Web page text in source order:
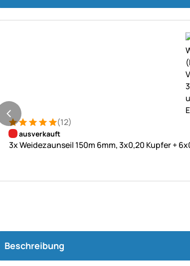
Bewertung: 5 von 5 (12 Bewertungen)
12 Bewertungen
(12)
ausverkauft
3x Weidezaunseil 150m 6mm, 3x0,20 Kupfer +
Beschreibung